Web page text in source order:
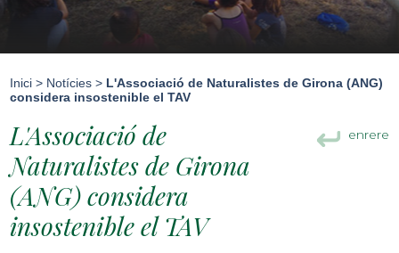
Inici > Notícies > L'Associació de Naturalistes de Girona (ANG)
considera insostenible el TAV
enrere
L'Associació de
Naturalistes de Girona
(ANG) considera
insostenible el TAV